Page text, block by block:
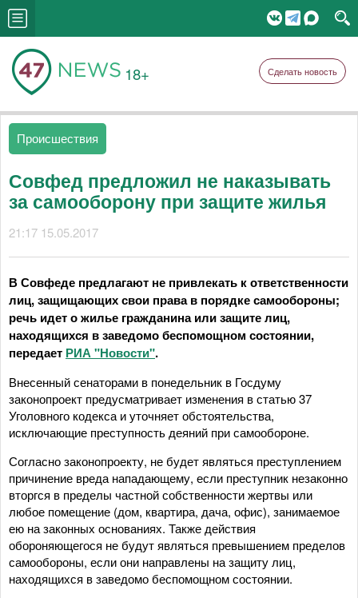
18+ Сделать новость
Происшествия
Совфед предложил не наказывать
за самооборону при защите жилья
21:17 15.05.2017
В Совфеде предлагают не привлекать к ответственности
лиц, защищающих свои права в порядке самообороны;
речь идет о жилье гражданина или защите лиц,
находящихся в заведомо беспомощном состоянии,
передает РИА "Новости".
Внесенный сенаторами в понедельник в Госдуму
законопроект предусматривает изменения в статью 37
Уголовного кодекса и уточняет обстоятельства,
исключающие преступность деяний при самообороне.
Согласно законопроекту, не будет являться преступлением
причинение вреда нападающему, если преступник незаконно
вторгся в пределы частной собственности жертвы или
любое помещение (дом, квартира, дача, офис), занимаемое
ею на законных основаниях. Также действия
обороняющегося не будут являться превышением пределов
самообороны, если они направлены на защиту лиц,
находящихся в заведомо беспомощном состоянии.